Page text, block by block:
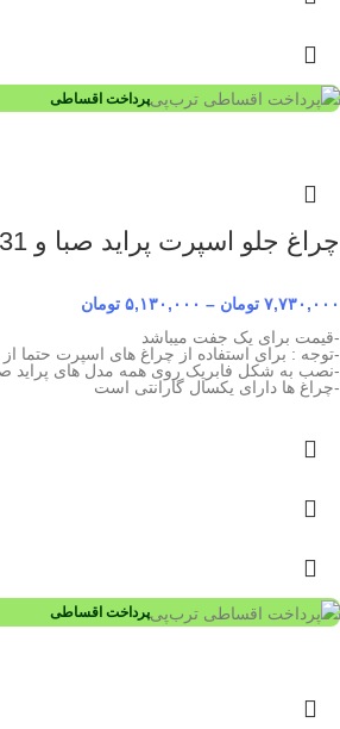
پرداخت اقساطی
چراغ جلو اسپرت پراید صبا و 131 طرح انگری
۷,۷۳۰,۰۰۰ تومان – ۵,۱۳۰,۰۰۰ تومان
-قیمت برای یک جفت میباشد
-توجه : برای استفاده از چراغ های اسپرت حتما از
-نصب به شکل فابریک روی همه مدل های پراید صبا و
-چراغ ها دارای یکسال گارانتی است
پرداخت اقساطی